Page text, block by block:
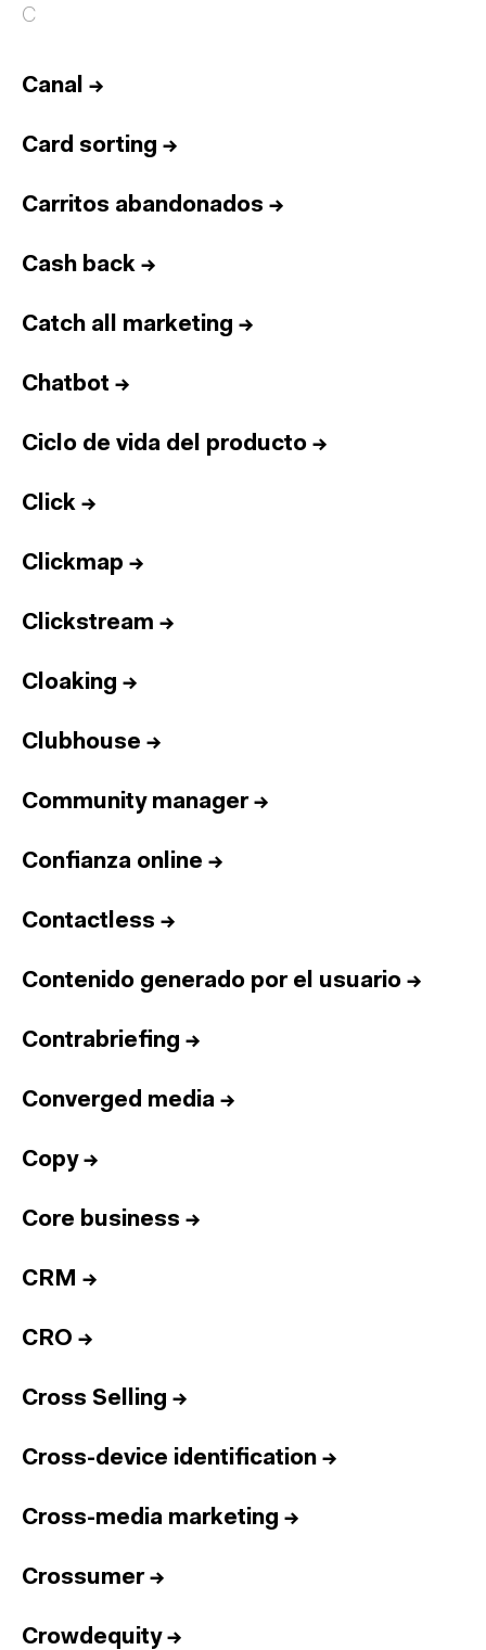
C
Canal →
Card sorting →
Carritos abandonados →
Cash back →
Catch all marketing →
Chatbot →
Ciclo de vida del producto →
Click →
Clickmap →
Clickstream →
Cloaking →
Clubhouse →
Community manager→
Confianza online →
Contactless →
Contenido generado por el usuario →
Contrabriefing →
Converged media →
Copy→
Core business →
CRM →
CRO →
Cross Selling →
Cross-device identification →
Cross-media marketing →
Crossumer→
Crowdequity→